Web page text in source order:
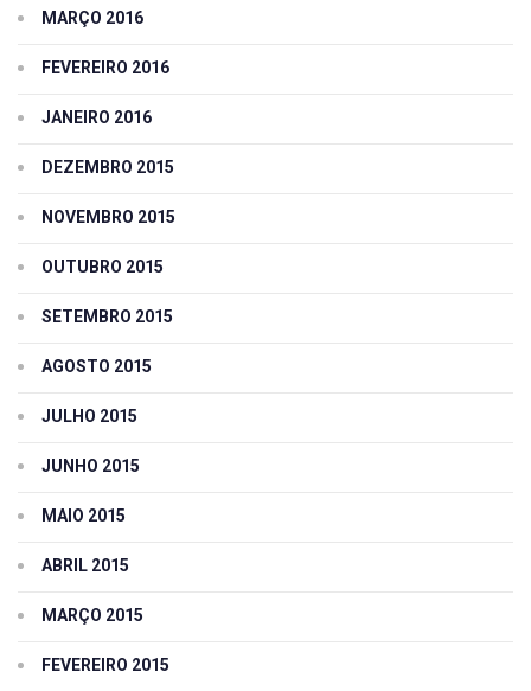
MARÇO 2016
FEVEREIRO 2016
JANEIRO 2016
DEZEMBRO 2015
NOVEMBRO 2015
OUTUBRO 2015
SETEMBRO 2015
AGOSTO 2015
JULHO 2015
JUNHO 2015
MAIO 2015
ABRIL 2015
MARÇO 2015
FEVEREIRO 2015